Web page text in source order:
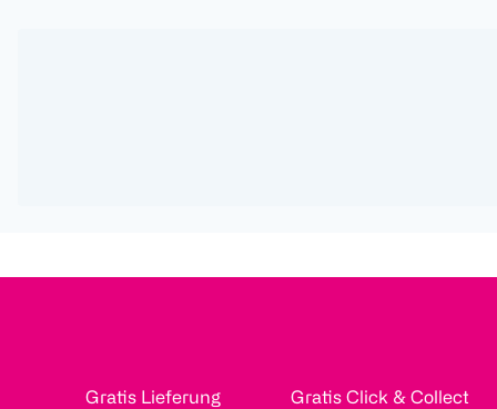
Gratis Lieferung
Gratis Click & Collect